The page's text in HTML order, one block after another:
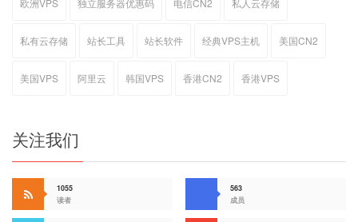
欧洲VPS 独立服务器优惠码 电信CN2 私人云存储
私有云存储 站长工具 站长软件 经典VPS主机 美国CN2
美国VPS 阿里云 韩国VPS 香港CN2 香港VPS
关注我们
1055
读者
563
成员